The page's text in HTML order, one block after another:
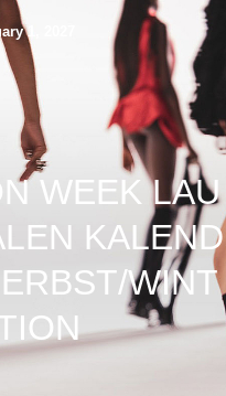
1, 2027
WEEK LAU
KALEND
WINT